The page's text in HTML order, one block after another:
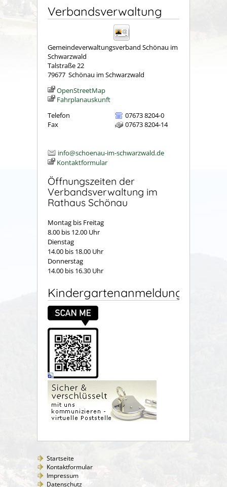
Verbandsverwaltung
Gemeindeverwaltungsverband Schönau im
Schwarzwald
Talstraße 22
79677 Schönau im Schwarzwald
OpenStreetMap
Fahrplanauskunft
Telefon
07673 8204-0
Fax
07673 8204-14
info@schoenau-im-schwarzwald.de
Kontaktformular
Öffnungszeiten der
Verbandsverwaltung im
Rathaus Schönau
Montag bis Freitag
8.00 bis 12.00 Uhr
Dienstag
14.00 bis 18.00 Uhr
Donnerstag
14.00 bis 16.30 Uhr
Kindergartenanmeldung
Startseite
Kontaktformular
Impressum
Datenschutz